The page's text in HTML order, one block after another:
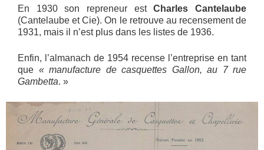
En 1930 son repreneur estCharles Cantelaube
(Cantelaube et Cie). On le retrouve au recensement de
1931, mais il n’est plus dans les listes de 1936.
Enfin, l’almanach de 1954 recense l’entreprise en tant
que « manufacture de casquettes Gallon, au 7 rue
Gambetta. »